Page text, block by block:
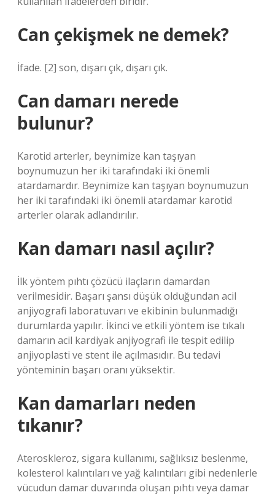
Can çekişmek ne demek?
İfade. [2] son, dışarı çık, dışarı çık.
Can damarı nerede
bulunur?
Karotid arterler, beynimize kan taşıyan
boynumuzun her iki tarafındaki iki önemli
atardamardır. Beynimize kan taşıyan boynumuzun
her iki tarafındaki iki önemli atardamar karotid
arterler olarak adlandırılır.
Kan damarı nasıl açılır?
İlk yöntem pıhtı çözücü ilaçların damardan
verilmesidir. Başarı şansı düşük olduğundan acil
anjiyografi laboratuvarı ve ekibinin bulunmadığı
durumlarda yapılır. İkinci ve etkili yöntem ise tıkalı
damarın acil kardiyak anjiyografi ile tespit edilip
anjiyoplasti ve stent ile açılmasıdır. Bu tedavi
yönteminin başarı oranı yüksektir.
Kan damarları neden
tıkanır?
Ateroskleroz, sigara kullanımı, sağlıksız beslenme,
kolesterol kalıntıları ve yağ kalıntıları gibi nedenlerle
vücudun damar duvarında oluşan pıhtı veya damar